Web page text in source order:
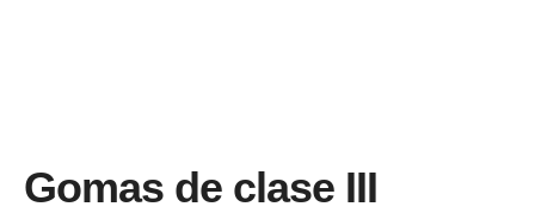
Gomas de clase III